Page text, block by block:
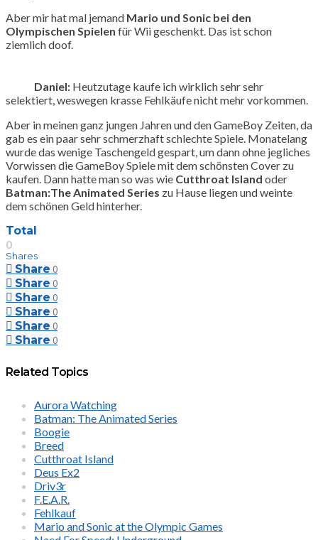
Aber mir hat mal jemand Mario und Sonic bei den
Olympischen Spielen für Wii geschenkt. Das ist schon
ziemlich doof.
Daniel: Heutzutage kaufe ich wirklich sehr sehr
selektiert, weswegen krasse Fehlkäufe nicht mehr vorkommen.
Aber in meinen ganz jungen Jahren und den GameBoy Zeiten, da
gab es ein paar sehr schmerzhaft schlechte Spiele. Monatelang
wurde das wenige Taschengeld gespart, um dann ohne jegliches
Vorwissen die GameBoy Spiele mit dem schönsten Cover zu
kaufen. Dann hatte man so was wie Cutthroat Island oder
Batman:The Animated Series zu Hause liegen und weinte
dem schönen Geld hinterher.
Total
0
Shares
Share 0
Share 0
Share 0
Share 0
Share 0
Share 0
Related Topics
Aurora Watching
Batman: The Animated Series
Boogie
Breed
Cutthroat Island
Deus Ex2
Driv3r
F.E.A.R.
Fehlkauf
Mario and Sonic at the Olympic Games